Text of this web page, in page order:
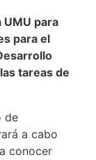
UMU para
para el
tareas de
de
a cabo
conocer